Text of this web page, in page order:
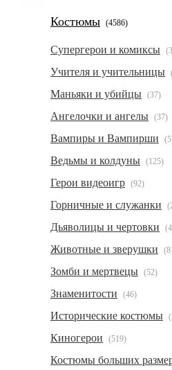
Костюмы (4586)
Супергерои и комиксы
Учителя и учительницы
Маньяки и убийцы (37)
Ангелочки и ангелы (37)
Вампиры и Вампирши
Ведьмы и колдуны (125)
Герои видеоигр (92)
Горничные и служанки
Дьяволицы и чертовки
Животные и зверушки
Зомби и мертвецы (52)
Знаменитости (46)
Исторические костюмы
Киногерои (519)
Костюмы больших